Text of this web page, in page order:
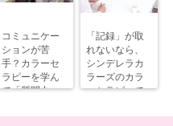
コミュニケー
ションが苦
手？カラーセ
ラピーを学ん
で「質問力」
し！
「記録」が取
れないなら、
シンデレラカ
ラーズのカラ
ーセラピーで